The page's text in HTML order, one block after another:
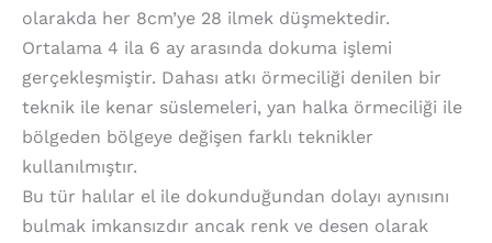
olarakda her 8cm’ye 28 ilmek düşmektedir.
Ortalama 4 ila 6 ay arasında dokuma işlemi
gerçekleşmiştir. Dahası atkı örmeciliği denilen bir
teknik ile kenar süslemeleri, yan halka örmeciliği ile
bölgeden bölgeye değişen farklı teknikler
kullanılmıştır.
Bu tür halılar el ile dokunduğundan dolayı aynısını
bulmak imkansızdır ancak renk ve desen olarak